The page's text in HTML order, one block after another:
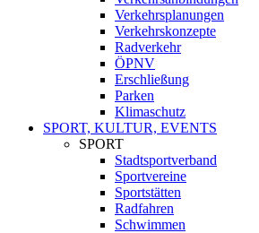
Verkehrsplanungen
Verkehrskonzepte
Radverkehr
ÖPNV
Erschließung
Parken
Klimaschutz
SPORT, KULTUR, EVENTS
SPORT
Stadtsportverband
Sportvereine
Sportstätten
Radfahren
Schwimmen